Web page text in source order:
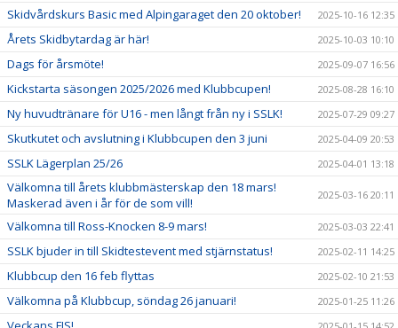
Skidvårdskurs Basic med Alpingaraget den 20 oktober! 2025-10-16 12:35
Årets Skidbytardag är här! 2025-10-03 10:10
Dags för årsmöte! 2025-09-07 16:56
Kickstarta säsongen 2025/2026 med Klubbcupen! 2025-08-28 16:10
Ny huvudtränare för U16 - men långt från ny i SSLK! 2025-07-29 09:27
Skutkutet och avslutning i Klubbcupen den 3 juni 2025-04-09 20:53
SSLK Lägerplan 25/26 2025-04-01 13:18
Välkomna till årets klubbmästerskap den 18 mars!
Maskerad även i år för de som vill!
2025-03-16 20:11
Välkomna till Ross-Knocken 8-9 mars! 2025-03-03 22:41
SSLK bjuder in till Skidtestevent med stjärnstatus! 2025-02-11 14:25
Klubbcup den 16 feb flyttas 2025-02-10 21:53
Välkomna på Klubbcup, söndag 26 januari! 2025-01-25 11:26